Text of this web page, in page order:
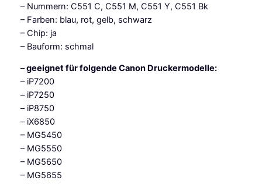
M
-
Y
-
B
k
)
M
e
– Nummern: C551 C, C551 M, C551 Y, C551 Bk
– Farben: blau, rot, gelb, schwarz
– Chip: ja
– Bauform: schmal
–geeignet für folgende Canon Druckermodelle:
– iP7200
– iP7250
– iP8750
– iX6850
– MG5450
– MG5550
– MG5650
– MG5655